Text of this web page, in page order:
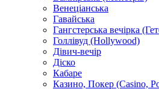
Венеціанська
Гавайська
Гангстерська вечірка
Голлівуд (Hollywood)
Дівич-вечір
Діско
Кабаре
Казино, Покер (Casino,